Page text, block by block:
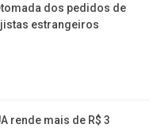
dos pedidos de
estrangeiros
rende mais de R$ 3